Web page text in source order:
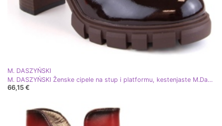
M. DASZYŃSKI
M. DASZYŃSKI Ženske cipele na stup i platformu, kestenjaste M.Daszyński SA218-2 crvena
66,15 €